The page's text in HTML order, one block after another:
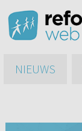
NIEUWS